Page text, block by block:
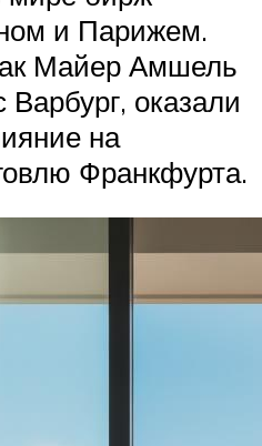
и Парижем.
Майер Амшель
оказали
на
Франкфурта.